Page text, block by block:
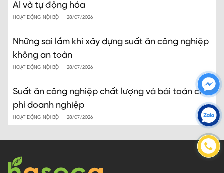
AI và tự động hóa
HOẠT ĐỘNG NỘI BỘ 28/07/2026
Những sai lầm khi xây dựng suất ăn công nghiệp
không an toàn
HOẠT ĐỘNG NỘI BỘ 28/07/2026
Suất ăn công nghiệp chất lượng và bài toán chi
phí doanh nghiệp
HOẠT ĐỘNG NỘI BỘ 28/07/2026